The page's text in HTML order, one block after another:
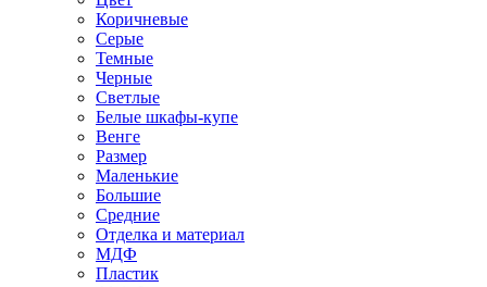
Коричневые
Серые
Темные
Черные
Светлые
Белые шкафы-купе
Венге
Размер
Маленькие
Большие
Средние
Отделка и материал
МДФ
Пластик